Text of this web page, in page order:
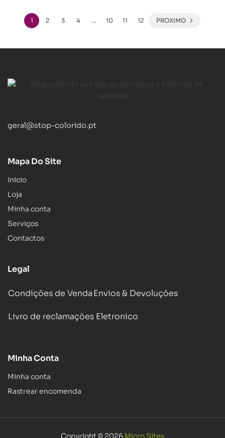
1 2 3 4 … 10 11 12 PROXIMO
geral@stop-colorido.pt
Mapa Do Site
Inicio
Loja
Minha conta
Serviços
Contactos
Legal
Condições de VendaEnvios & Devoluções
Livro de reclamações Eletronico
Minha Conta
Minha conta
Rastrear encomenda
Copyright © 2026 Micro Sites